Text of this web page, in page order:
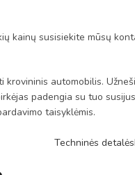
kainų susisiekite mūsų
automobilis.
padengia su tuo
taisyklėmis.
Techninės detalės